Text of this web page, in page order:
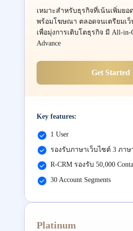
เหมาะสำหรับธุรกิจที่เน้นเพิ่มย
พร้อมโฆษณา ตลอดจนเตรียมเว็
เพื่อมุ่งการเติบโตธุรกิจ มี All-in-
Advance
Get Started
Key features:
1 User
รองรับภาษาเว็บไซต์ 3 ภาษ
R-CRM รองรับ 50,000
30 Account Segments
Platinum